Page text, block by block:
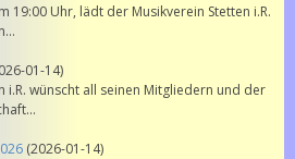
19:00 Uhr, lädt der Musikverein Stetten i.R.
01-14)
i.R. wünscht all seinen Mitgliedern und der
(2026-01-14)